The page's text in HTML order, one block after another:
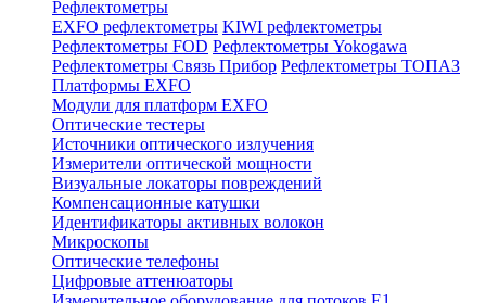
Рефлектометры
EXFO рефлектометры KIWI рефлектометры
Рефлектометры FOD Рефлектометры Yokogawa
Рефлектометры Связь Прибор Рефлектометры ТОПАЗ
Платформы EXFO
Модули для платформ EXFO
Оптические тестеры
Источники оптического излучения
Измерители оптической мощности
Визуальные локаторы повреждений
Компенсационные катушки
Идентификаторы активных волокон
Микроскопы
Оптические телефоны
Цифровые аттенюаторы